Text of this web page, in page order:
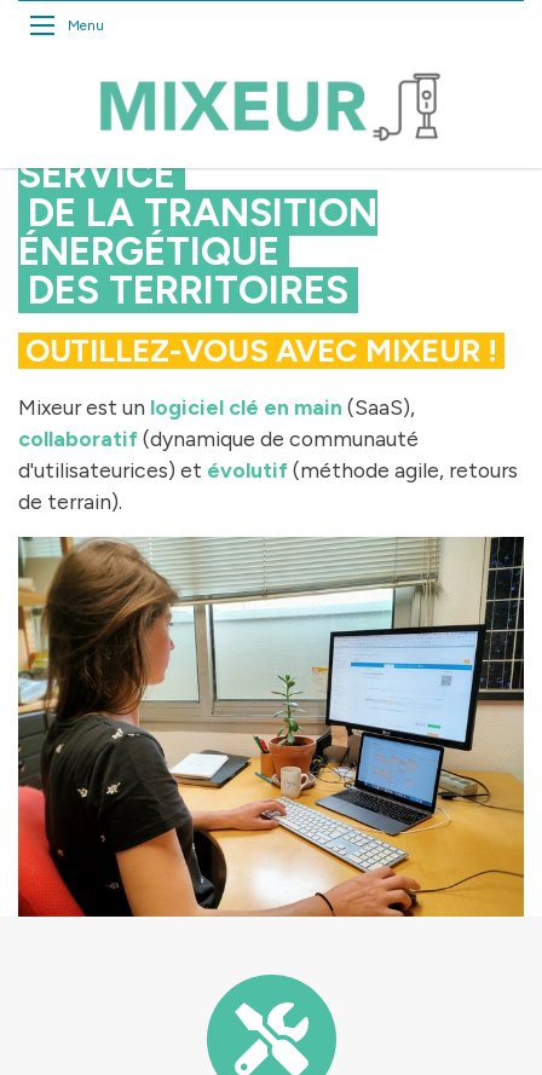
Menu
UN OUTIL WEB AU
SERVICE
DE LA TRANSITION
ÉNERGÉTIQUE
DES TERRITOIRES
OUTILLEZ-VOUS AVEC MIXEUR !
Mixeur est un logiciel clé en main (SaaS),
collaboratif(dynamique de communauté
d'utilisateurices) et évolutif(méthode agile, retours
de terrain).